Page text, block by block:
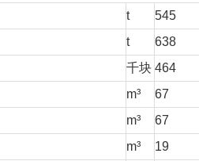
t 545
t 638
千块 464
m³ 67
m³ 67
m³ 19